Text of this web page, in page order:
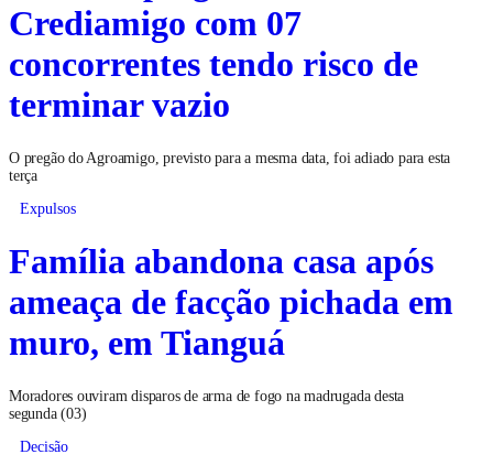
Crediamigo com 07
concorrentes tendo risco de
terminar vazio
O pregão do Agroamigo, previsto para a mesma data, foi adiado para esta
terça
Expulsos
Família abandona casa após
ameaça de facção pichada em
muro, em Tianguá
Moradores ouviram disparos de arma de fogo na madrugada desta
segunda (03)
Decisão